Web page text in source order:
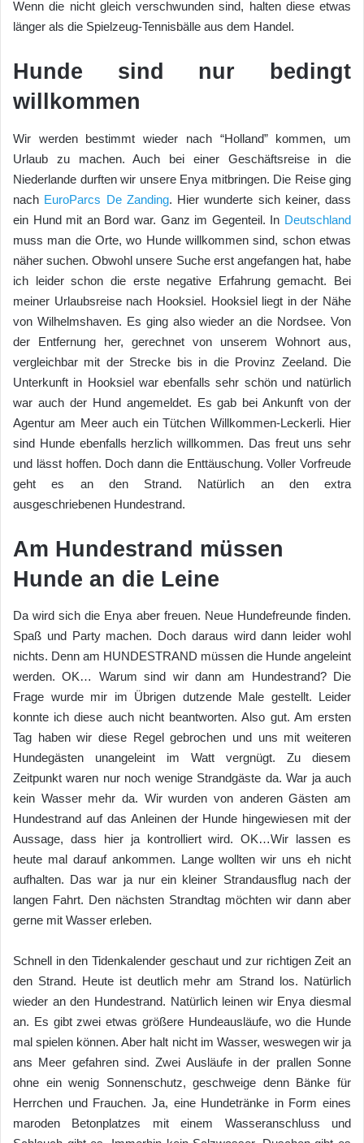
Wenn die nicht gleich verschwunden sind, halten diese etwas
länger als die Spielzeug-Tennisbälle aus dem Handel.
Hunde sind nur bedingt
willkommen
Wir werden bestimmt wieder nach “Holland” kommen, um
Urlaub zu machen. Auch bei einer Geschäftsreise in die
Niederlande durften wir unsere Enya mitbringen. Die Reise ging
nach EuroParcs De Zanding. Hier wunderte sich keiner, dass
ein Hund mit an Bord war. Ganz im Gegenteil. In Deutschland
muss man die Orte, wo Hunde willkommen sind, schon etwas
näher suchen. Obwohl unsere Suche erst angefangen hat, habe
ich leider schon die erste negative Erfahrung gemacht. Bei
meiner Urlaubsreise nach Hooksiel. Hooksiel liegt in der Nähe
von Wilhelmshaven. Es ging also wieder an die Nordsee. Von
der Entfernung her, gerechnet von unserem Wohnort aus,
vergleichbar mit der Strecke bis in die Provinz Zeeland. Die
Unterkunft in Hooksiel war ebenfalls sehr schön und natürlich
war auch der Hund angemeldet. Es gab bei Ankunft von der
Agentur am Meer auch ein Tütchen Willkommen-Leckerli. Hier
sind Hunde ebenfalls herzlich willkommen. Das freut uns sehr
und lässt hoffen. Doch dann die Enttäuschung. Voller Vorfreude
geht es an den Strand. Natürlich an den extra
ausgeschriebenen Hundestrand.
Am Hundestrand müssen
Hunde an die Leine
Da wird sich die Enya aber freuen. Neue Hundefreunde finden.
Spaß und Party machen. Doch daraus wird dann leider wohl
nichts. Denn am HUNDESTRAND müssen die Hunde angeleint
werden. OK… Warum sind wir dann am Hundestrand? Die
Frage wurde mir im Übrigen dutzende Male gestellt. Leider
konnte ich diese auch nicht beantworten. Also gut. Am ersten
Tag haben wir diese Regel gebrochen und uns mit weiteren
Hundegästen unangeleint im Watt vergnügt. Zu diesem
Zeitpunkt waren nur noch wenige Strandgäste da. War ja auch
kein Wasser mehr da. Wir wurden von anderen Gästen am
Hundestrand auf das Anleinen der Hunde hingewiesen mit der
Aussage, dass hier ja kontrolliert wird. OK…Wir lassen es
heute mal darauf ankommen. Lange wollten wir uns eh nicht
aufhalten. Das war ja nur ein kleiner Strandausflug nach der
langen Fahrt. Den nächsten Strandtag möchten wir dann aber
gerne mit Wasser erleben.
Schnell in den Tidenkalender geschaut und zur richtigen Zeit an
den Strand. Heute ist deutlich mehr am Strand los. Natürlich
wieder an den Hundestrand. Natürlich leinen wir Enya diesmal
an. Es gibt zwei etwas größere Hundeausläufe, wo die Hunde
mal spielen können. Aber halt nicht im Wasser, weswegen wir ja
ans Meer gefahren sind. Zwei Ausläufe in der prallen Sonne
ohne ein wenig Sonnenschutz, geschweige denn Bänke für
Herrchen und Frauchen. Ja, eine Hundetränke in Form eines
maroden Betonplatzes mit einem Wasseranschluss und